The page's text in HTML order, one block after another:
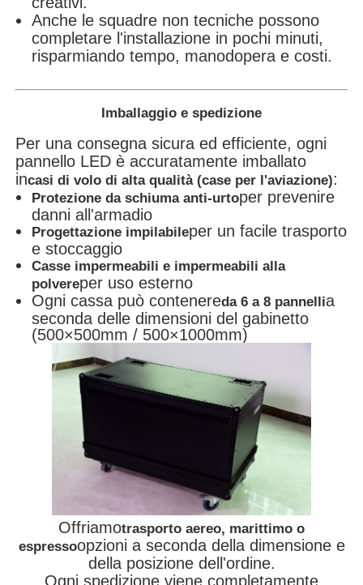
Anche le squadre non tecniche possono
completare l'installazione in pochi minuti,
risparmiando tempo, manodopera e costi.
Imballaggio e spedizione
Per una consegna sicura ed efficiente, ogni
pannello LED è accuratamente imballato
incasi di volo di alta qualità (case per l'aviazione):
Protezione da schiuma anti-urtoper prevenire
danni all'armadio
Progettazione impilabileper un facile trasporto
e stoccaggio
Casse impermeabili e impermeabili alla
polvereper uso esterno
Ogni cassa può contenereda 6 a 8 pannellia
seconda delle dimensioni del gabinetto
(500×500mm / 500×1000mm)
Offriamotrasporto aereo, marittimo o
espressoopzioni a seconda della dimensione e
della posizione dell'ordine.
Ogni spedizione viene completamente